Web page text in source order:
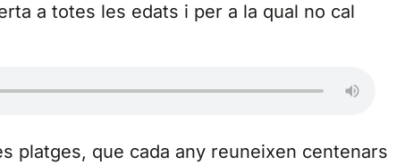
a totes les edats i per a la qual no cal
platges, que cada any reuneixen centenars